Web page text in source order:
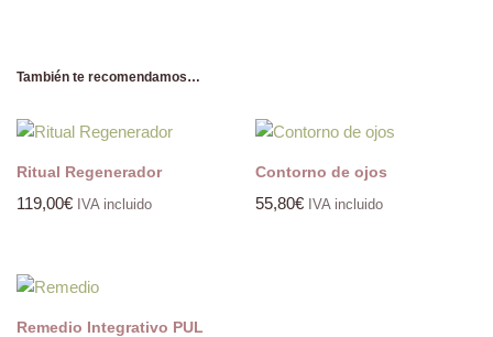
También te recomendamos…
Ritual Regenerador
119,00€ IVA incluido
Contorno de ojos
55,80€ IVA incluido
Remedio Integrativo PUL